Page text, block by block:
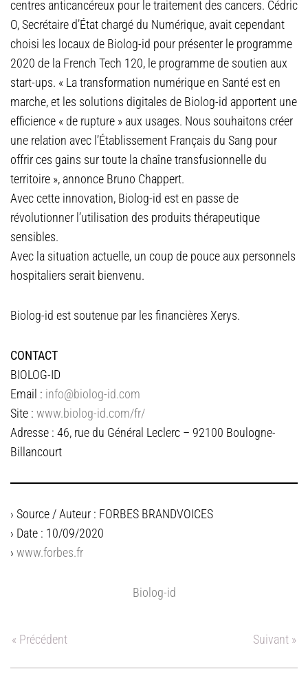
centres anticancéreux pour le traitement des cancers. Cédric
O, Secrétaire d’État chargé du Numérique, avait cependant
choisi les locaux de Biolog-id pour présenter le programme
2020 de la French Tech 120, le programme de soutien aux
start-ups. « La transformation numérique en Santé est en
marche, et les solutions digitales de Biolog-id apportent une
efficience « de rupture » aux usages. Nous souhaitons créer
une relation avec l’Établissement Français du Sang pour
offrir ces gains sur toute la chaîne transfusionnelle du
territoire », annonce Bruno Chappert.
Avec cette innovation, Biolog-id est en passe de
révolutionner l’utilisation des produits thérapeutique
sensibles.
Avec la situation actuelle, un coup de pouce aux personnels
hospitaliers serait bienvenu.
Biolog-id est soutenue par les financières Xerys.
CONTACT
BIOLOG-ID
Email : info@biolog-id.com
Site : www.biolog-id.com/fr/
Adresse : 46, rue du Général Leclerc – 92100 Boulogne-
Billancourt
› Source / Auteur : FORBES BRANDVOICES
› Date : 10/09/2020
› www.forbes.fr
Biolog-id
« Précédent Suivant »